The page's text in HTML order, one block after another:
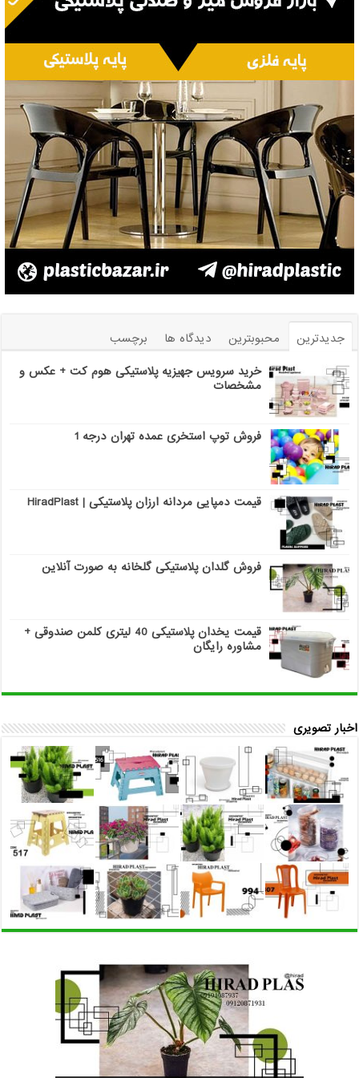
جدیدترین محبوبترین دیدگاه ها
برچسب
خرید سرویس جهیزیه پلاستیکی هوم کت + عکس و
مشخصات
فروش توپ استخری عمده تهران درجه 1
قیمت دمپایی مردانه ارزان پلاستیکی | HiradPlast
فروش گلدان پلاستیکی گلخانه به صورت آنلاین
قیمت یخدان پلاستیکی 40 لیتری کلمن صندوقی +
مشاوره رایگان
اخبار تصویری